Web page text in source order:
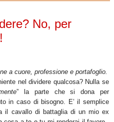
No, per
a cuore, professione e portafoglio.
nel dividere qualcosa? Nulla se
” la parte che si dona per
in caso di bisogno. E’ il semplice
il cavallo di battaglia di un mio ex